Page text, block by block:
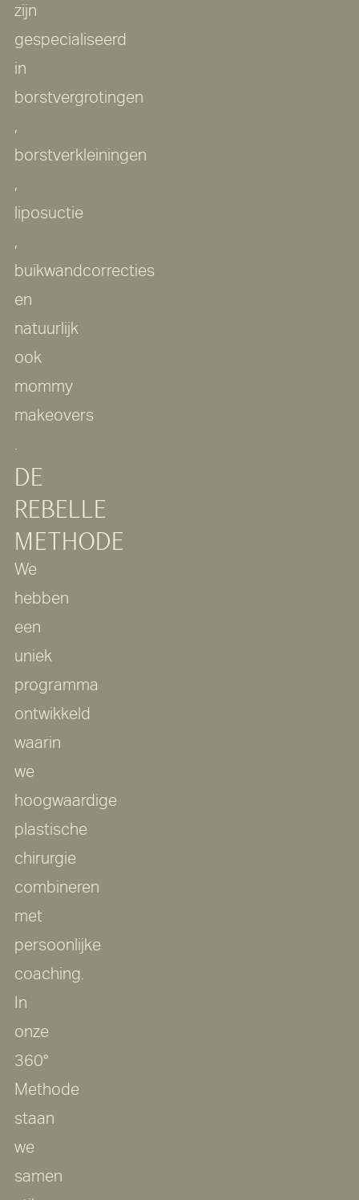
zijn
gespecialiseerd
in
borstvergrotingen
,
borstverkleiningen
,
liposuctie
,
buikwandcorrecties
en
natuurlijk
ook
mommy
makeovers
.
DE
REBELLE
METHODE
We
hebben
een
uniek
programma
ontwikkeld
waarin
we
hoogwaardige
plastische
chirurgie
combineren
met
persoonlijke
coaching.
In
onze
360°
Methode
staan
we
samen